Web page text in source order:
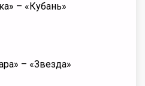
– «Кубань»
– «Звезда»